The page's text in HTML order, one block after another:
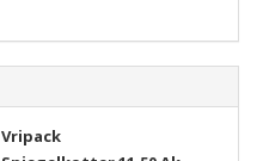
Vripack